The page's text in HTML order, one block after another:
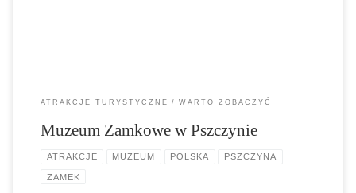
ATRAKCJE TURYSTYCZNE WARTO ZOBACZYĆ
Muzeum Zamkowe w Pszczynie
ATRAKCJE MUZEUM POLSKA PSZCZYNA
ZAMEK